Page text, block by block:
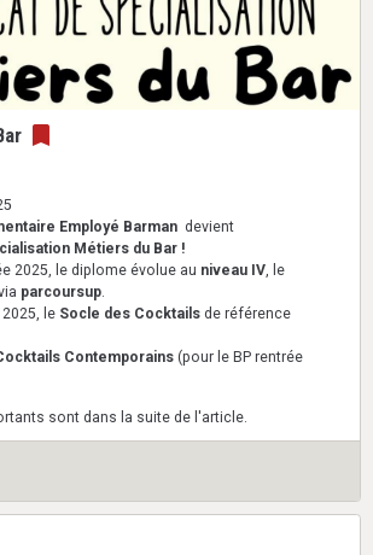
Employé Barmandevient
Métiers du Bar !
2025, le diplome évolue au niveau IV, le
parcoursup.
le Socle des Cocktailsde référence
Contemporains(pour le BP rentrée
sont dans la suite de l'article.